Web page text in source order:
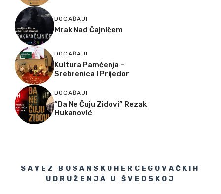
DOGAĐAJI
Mrak Nad Čajničem
DOGAĐAJI
Kultura Pamćenja –
Srebrenica I Prijedor
DOGAĐAJI
“Da Ne Čuju Zidovi” Rezak
Hukanović
SAVEZ BOSANSKOHERCEGOVAČKIH
UDRUŽENJA U ŠVEDSKOJ